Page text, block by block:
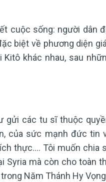
cuộc sống: người dân
biệt về phương diện
khác nhau, sau
gửi các tu sĩ thuộc
của sức mạnh đức tin
thực.... Tôi muốn chia
Syria mà còn cho toàn
Năm Thánh Hy